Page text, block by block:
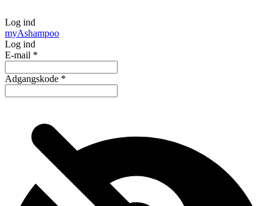
Log ind
myAshampoo
Log ind
E-mail *
Adgangskode *